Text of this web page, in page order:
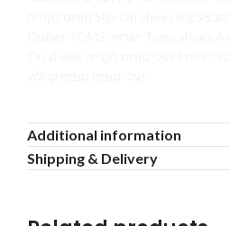
Additional information
Shipping & Delivery